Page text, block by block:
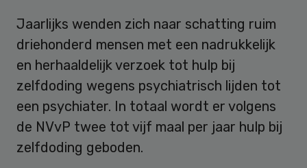
Jaarlijks wenden zich naar schatting ruim
driehonderd mensen met een nadrukkelijk
en herhaaldelijk verzoek tot hulp bij
zelfdoding wegens psychiatrisch lijden tot
een psychiater. In totaal wordt er volgens
de NVvP twee tot vijf maal per jaar hulp bij
zelfdoding geboden.